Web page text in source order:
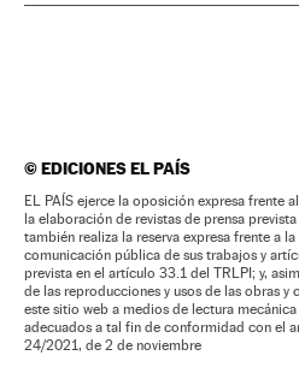
©EDICIONES EL PAÍS
EL PAÍS ejerce la oposición expresa frente
la elaboración de revistas de prensa
también realiza la reserva expresa frente a
comunicación pública de sus trabajos y
prevista en el artículo 33.1 del TRLPI; y,
de las reproducciones y usos de las obras y
este sitio web a medios de lectura
adecuados a tal fin de conformidad con el
24/2021, de 2 de noviembre